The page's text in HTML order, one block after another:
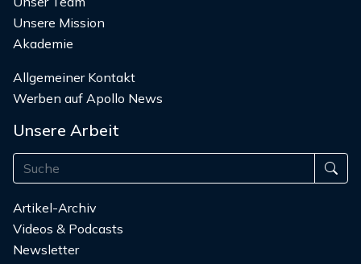
Unsere Mission
Akademie
Allgemeiner Kontakt
Werben auf Apollo News
Unsere Arbeit
Artikel-Archiv
Videos & Podcasts
Newsletter